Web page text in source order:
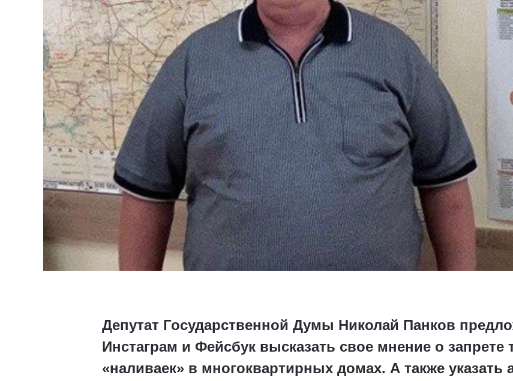
Депутат Государственной Думы Николай Панков
Инстаграм и Фейсбук высказать свое мнение о
«наливаек» в многоквартирных домах. А также указать